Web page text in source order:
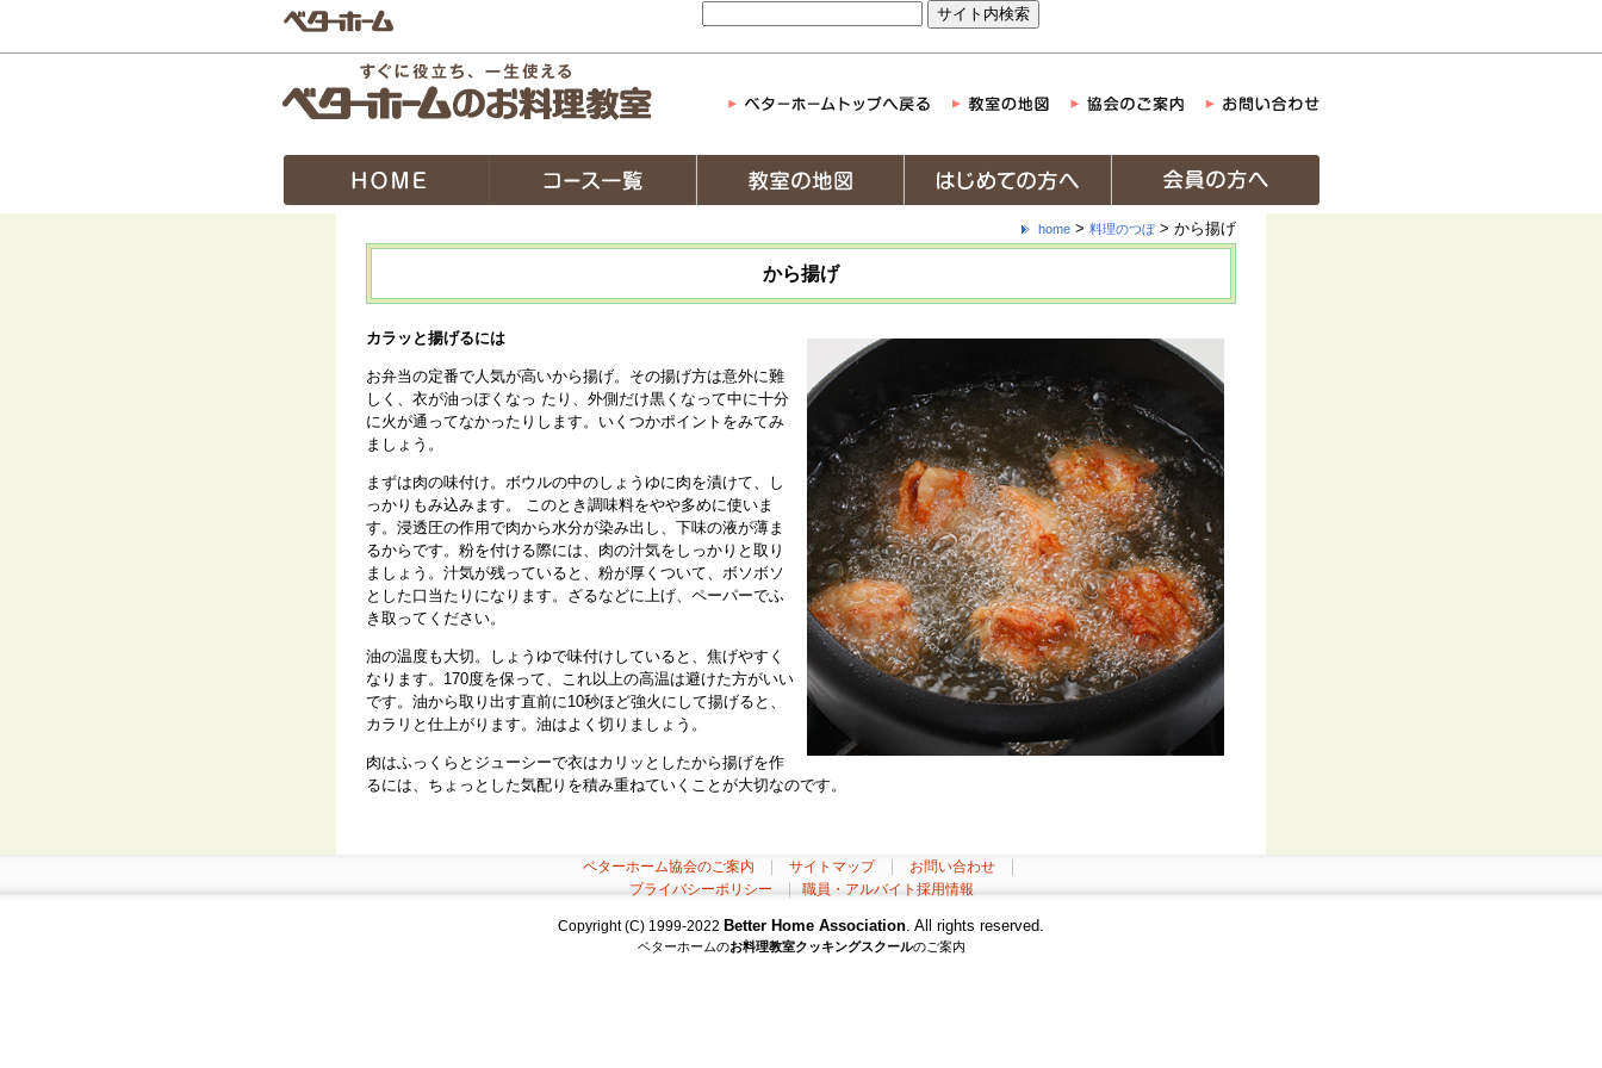
home > 料理のつぼ> から揚げ
から揚げ
カラッと揚げるには
お弁当の定番で人気が高いから揚げ。その揚げ方は意外に難
しく、衣が油っぽくなっ たり、外側だけ黒くなって中に十分
に火が通ってなかったりします。いくつかポイントをみてみ
ましょう。
まずは肉の味付け。ボウルの中のしょうゆに肉を漬けて、し
っかりもみ込みます。 このとき調味料をやや多めに使いま
す。浸透圧の作用で肉から水分が染み出し、下味の液が薄ま
るからです。粉を付ける際には、肉の汁気をしっかりと取り
ましょう。汁気が残っていると、粉が厚くついて、ボソボソ
とした口当たりになります。ざるなどに上げ、ペーパーでふ
き取ってください。
油の温度も大切。しょうゆで味付けしていると、焦げやすく
なります。170度を保って、これ以上の高温は避けた方がいい
です。油から取り出す直前に10秒ほど強火にして揚げると、
カラリと仕上がります。油はよく切りましょう。
肉はふっくらとジューシーで衣はカリッとしたから揚げを作
るには、ちょっとした気配りを積み重ねていくことが大切なのです。
ベターホーム協会のご案内 サイトマップ お問い合わせ
プライバシーポリシー ｜ 職員・アルバイト採用情報
Copyright (C) 1999-2022 Better Home Association. All rights reserved.
ベターホームのお料理教室クッキングスクールのご案内